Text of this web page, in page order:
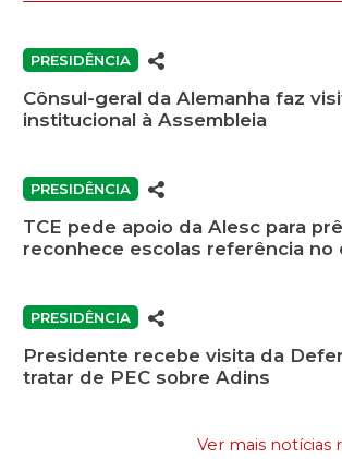
PRESIDÊNCIA
Cônsul-geral da Alemanha faz
institucional à Assembleia
PRESIDÊNCIA
TCE pede apoio da Alesc para
reconhece escolas referência no
PRESIDÊNCIA
Presidente recebe visita da
tratar de PEC sobre Adins
Ver mais notícias